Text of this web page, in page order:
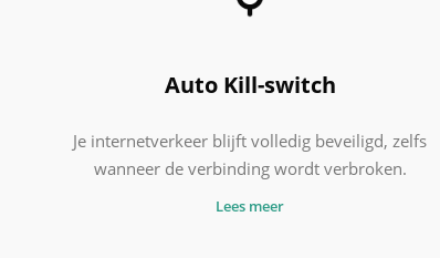
Auto Kill-switch
Je internetverkeer blijft volledig beveiligd, zelfs
wanneer de verbinding wordt verbroken.
Lees meer